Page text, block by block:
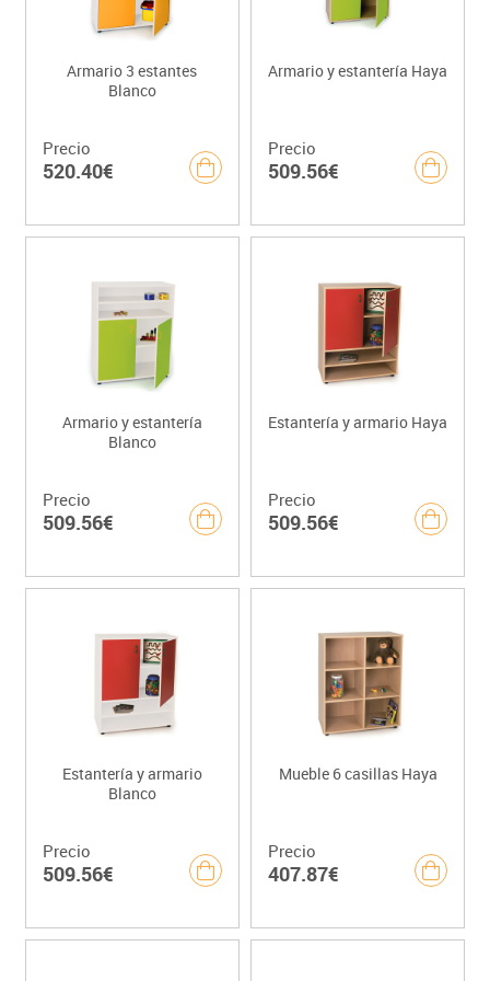
Armario 3 estantes
Blanco
Precio
520.40€
Armario y estantería Haya
Precio
509.56€
Armario y estantería
Blanco
Precio
509.56€
Estantería y armario Haya
Precio
509.56€
Estantería y armario
Blanco
Precio
509.56€
Mueble 6 casillas Haya
Precio
407.87€